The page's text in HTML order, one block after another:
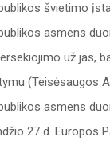
švietimo
asmens
už jas,
(Teisėsaugos
asmens
27 d. Europos